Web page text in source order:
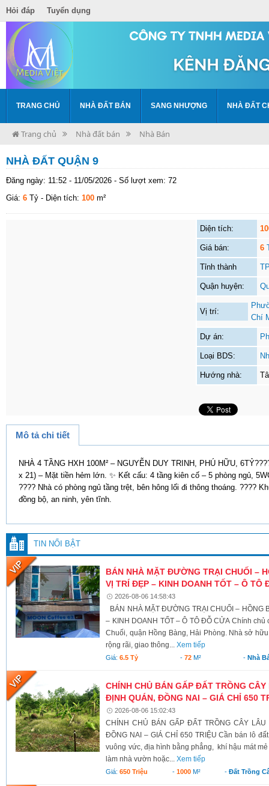
Hỏi đáp Tuyển dụng
TRANG CHỦ NHÀ ĐẤT BÁN SANG NHƯỢNG NHÀ ĐẤT
Trang chủ Nhà đất bán Nhà Bán
NHÀ ĐẤT QUẬN 9
Đăng ngày: 11:52 - 11/05/2026 - Số lượt xem: 72
Giá: 6 Tỷ - Diện tích: 100 m²
Diện tích:
Giá bán: 6
Tỉnh thành
Quận huyện:
Vị trí:
Chí
Dự án:
Loại BDS:
Hướng nhà:
Mô tả chi tiết
NHÀ 4 TẦNG HXH 100M² – NGUYỄN DUY TRINH, PHÚ HỮU,
x 21) – Mặt tiền hẻm lớn. ✨ Kết cấu: 4 tầng kiên cố – 5 phòng ngủ,
???? Nhà có phòng ngủ tầng trệt, bên hông lối đi thông thoáng. ????
đồng bộ, an ninh, yên tĩnh.
TIN NỔI BẬT
BÁN NHÀ MẶT ĐƯỜNG TRẠI CHUỐI –
VỊ TRÍ ĐẸP – KINH DOANH TỐT – Ô TÔ
2026-08-06 14:58:43
BÁN NHÀ MẶT ĐƯỜNG TRẠI CHUỐI – HỒNG
– KINH DOANH TỐT – Ô TÔ ĐỖ CỬA Chính
Chuối, quận Hồng Bàng, Hải Phòng. Nhà sở
rộng rãi, giao thông...Xem tiếp
Giá:6.5 Tỷ -72 M² - Nhà
CHÍNH CHỦ BÁN GẤP ĐẤT TRỒNG
ĐỊNH QUÁN, ĐỒNG NAI – GIÁ CHỈ 650
2026-08-06 15:02:43
CHÍNH CHỦ BÁN GẤP ĐẤT TRỒNG CÂY LÂU
ĐỒNG NAI – GIÁ CHỈ 650 TRIỆU Cần bán lô
vuông vức, địa hình bằng phẳng, khí hậu mát
làm nhà vườn hoặc...Xem tiếp
Giá:650 Triệu - 1000M² -Đất Trồng